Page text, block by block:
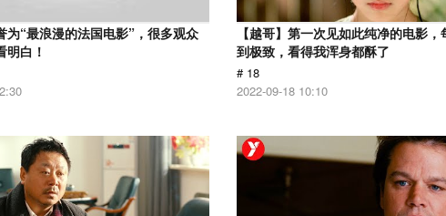
为“最浪漫的法国电影”，很多观众
明白！
【越哥】第一次见如此纯净的电影
到极致，看得我浑身都酥了
# 18
2022-09-18 10:10